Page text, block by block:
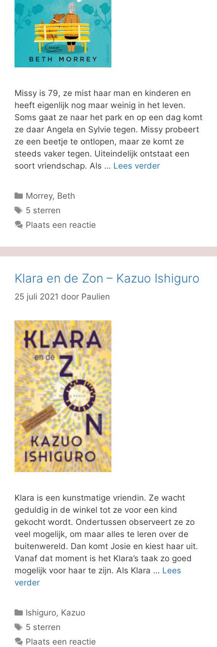
Missy is 79, ze mist haar man en kinderen en
heeft eigenlijk nog maar weinig in het leven.
Soms gaat ze naar het park en op een dag komt
ze daar Angela en Sylvie tegen. Missy probeert
ze een beetje te ontlopen, maar ze komt ze
steeds vaker tegen. Uiteindelijk ontstaat een
soort vriendschap. Als … Lees verder
Categorieën
Morrey, Beth
Tags
5 sterren
Plaats een reactie
Klara en de Zon – Kazuo Ishiguro
25 juli 2021 door Paulien
Klara is een kunstmatige vriendin. Ze wacht
geduldig in de winkel tot ze voor een kind
gekocht wordt. Ondertussen observeert ze zo
veel mogelijk, om maar alles te leren over de
buitenwereld. Dan komt Josie en kiest haar uit.
Vanaf dat moment is het Klara’s taak zo goed
mogelijk voor haar te zijn. Als Klara … Lees
verder
Categorieën
Ishiguro, Kazuo
Tags
5 sterren
Plaats een reactie